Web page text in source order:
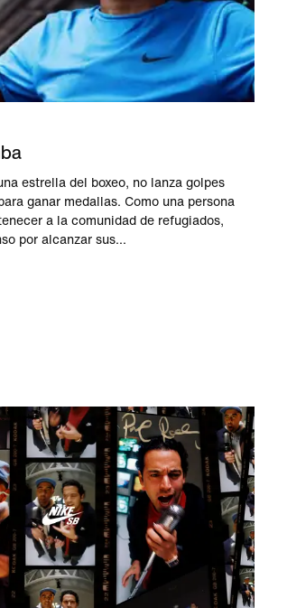
estrella del boxeo, no lanza golpes
ganar medallas. Como una persona
a la comunidad de refugiados,
por alcanzar sus...